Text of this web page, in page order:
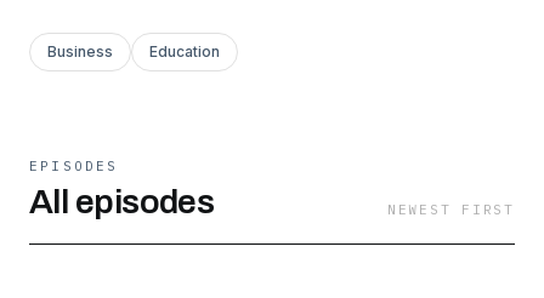
Business Education
EPISODES
All episodes NEWEST FIRST